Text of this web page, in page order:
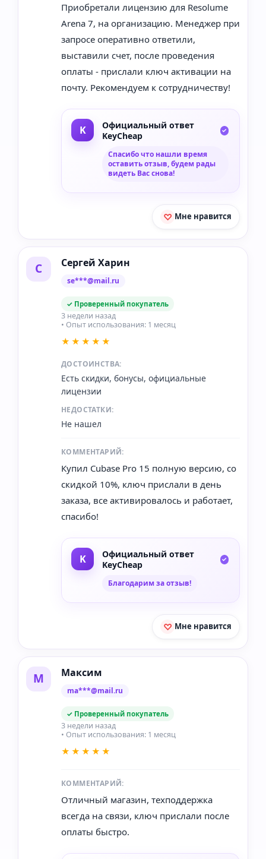
Приобретали лицензию для Resolume
Arena 7, на организацию. Менеджер при
запросе оперативно ответили,
выставили счет, после проведения
оплаты - прислали ключ активации на
почту. Рекомендуем к сотрудничеству!
Официальный ответ
KeyCheap
Спасибо что нашли время
оставить отзыв, будем рады
видеть Вас снова!
Мне нравится
С Сергей Харин
se***@mail.ru
✓ Проверенный покупатель
3 недели назад
• Опыт использования: 1 месяц
★★★★★
ДОСТОИНСТВА:
Есть скидки, бонусы, официальные
лицензии
НЕДОСТАТКИ:
Не нашел
КОММЕНТАРИЙ:
Купил Cubase Pro 15 полную версию, со
скидкой 10%, ключ прислали в день
заказа, все активировалось и работает,
спасибо!
Официальный ответ
KeyCheap
Благодарим за отзыв!
Мне нравится
М Максим
ma***@mail.ru
✓ Проверенный покупатель
3 недели назад
• Опыт использования: 1 месяц
★★★★★
КОММЕНТАРИЙ:
Отличный магазин, техподдержка
всегда на связи, ключ прислали после
оплаты быстро.